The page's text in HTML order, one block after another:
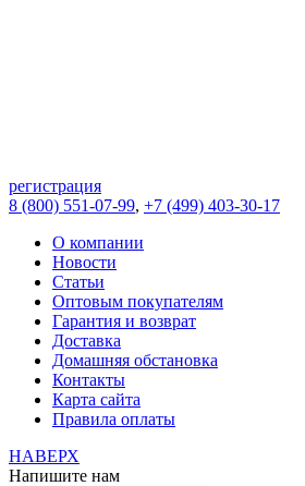
регистрация
8 (800) 551-07-99, +7 (499) 403-30-17
О компании
Новости
Статьи
Оптовым покупателям
Гарантия и возврат
Доставка
Домашняя обстановка
Контакты
Карта сайта
Правила оплаты
НАВЕРХ
Напишите нам